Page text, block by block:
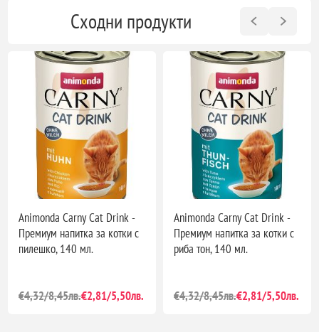
Сходни продукти
Animonda Carny Cat Drink -
Премиум напитка за котки с
пилешко, 140 мл.
€4,32/8,45лв.€2,81/5,50лв.
Animonda Carny Cat Drink -
Премиум напитка за котки с
риба тон, 140 мл.
€4,32/8,45лв.€2,81/5,50лв.